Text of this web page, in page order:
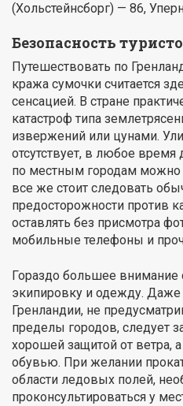
(Хольстейнсборг) — 86,
Безопасность
Путешествовать по
кража сумочки считается
сенсацией. В стране
катастроф типа
извержений или цунами.
отсутствует, в любое время
по местным городам можно
все же стоит следовать
предосторожности против
оставлять без присмотра
мобильные телефоны и
Гораздо большее внимание
экипировку и одежду.
Гренландии, не
пределы городов, следует
хорошей защитой от ветра,
обувью. При желании
области ледовых полей,
проконсультироваться у